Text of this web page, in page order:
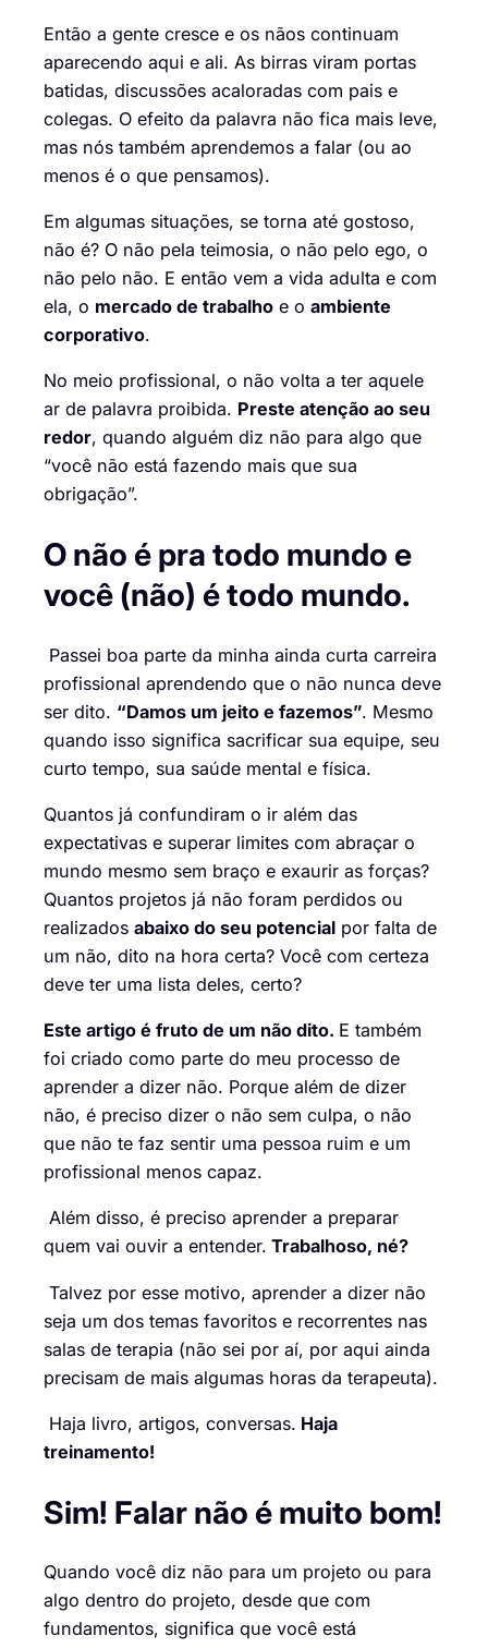
Então a gente cresce e os nãos continuam
aparecendo aqui e ali. As birras viram portas
batidas, discussões acaloradas com pais e
colegas. O efeito da palavra não fica mais leve,
mas nós também aprendemos a falar (ou ao
menos é o que pensamos).
Em algumas situações, se torna até gostoso,
não é? O não pela teimosia, o não pelo ego, o
não pelo não. E então vem a vida adulta e com
ela, o mercado de trabalho e o ambiente
corporativo.
No meio profissional, o não volta a ter aquele
ar de palavra proibida. Preste atenção ao seu
redor, quando alguém diz não para algo que
“você não está fazendo mais que sua
obrigação”.
O não é pra todo mundo e
você (não) é todo mundo.
Passei boa parte da minha ainda curta carreira
profissional aprendendo que o não nunca deve
ser dito. “Damos um jeito e fazemos”. Mesmo
quando isso significa sacrificar sua equipe, seu
curto tempo, sua saúde mental e física.
Quantos já confundiram o ir além das
expectativas e superar limites com abraçar o
mundo mesmo sem braço e exaurir as forças?
Quantos projetos já não foram perdidos ou
realizados abaixo do seu potencial por falta de
um não, dito na hora certa? Você com certeza
deve ter uma lista deles, certo?
Este artigo é fruto de um não dito. E também
foi criado como parte do meu processo de
aprender a dizer não. Porque além de dizer
não, é preciso dizer o não sem culpa, o não
que não te faz sentir uma pessoa ruim e um
profissional menos capaz.
Além disso, é preciso aprender a preparar
quem vai ouvir a entender. Trabalhoso, né?
Talvez por esse motivo, aprender a dizer não
seja um dos temas favoritos e recorrentes nas
salas de terapia (não sei por aí, por aqui ainda
precisam de mais algumas horas da terapeuta).
Haja livro, artigos, conversas. Haja
treinamento!
Sim! Falar não é muito bom!
Quando você diz não para um projeto ou para
algo dentro do projeto, desde que com
fundamentos, significa que você está